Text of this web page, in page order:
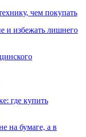
чем покупать
и избежать лишнего
где купить
на бумаге, а в